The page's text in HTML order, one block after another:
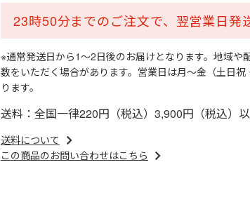
23時50分までのご注文で、翌営業日発
※通常発送日から1～2日後のお届けとなります。地域や
数をいただく場合があります。営業日は月～金（土日
ります。
送料：全国一律220円（税込）3,900円（税込）
送料について
この商品のお問い合わせはこちら